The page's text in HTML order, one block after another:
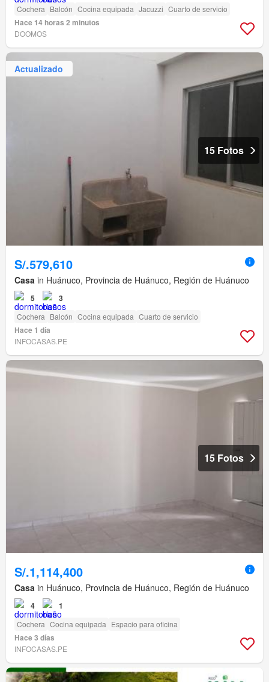
Cochera Balcón Cocina equipada Jacuzzi Cuarto de servicio
Hace 14 horas 2 minutos
DOOMOS
Actualizado
15 Fotos
S/.579,610
Casa in Huánuco, Provincia de Huánuco, Región de Huánuco
5 3
Cochera Balcón Cocina equipada Cuarto de servicio
Hace 1 día
INFOCASAS.PE
15 Fotos
S/.1,114,400
Casa in Huánuco, Provincia de Huánuco, Región de Huánuco
4 1
Cochera Cocina equipada Espacio para oficina
Hace 3 días
INFOCASAS.PE